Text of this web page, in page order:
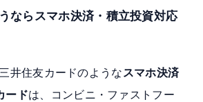
ならスマホ決済・積立投資対応
井住友カードのようなスマホ決済
ードは、コンビニ・ファストフー